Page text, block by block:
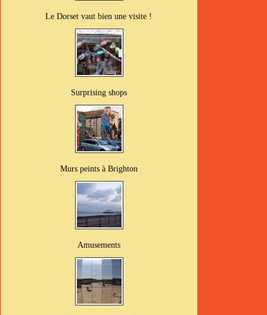
Le Dorset vaut bien une visite !
Surprising shops
Murs peints à Brighton
Amusements